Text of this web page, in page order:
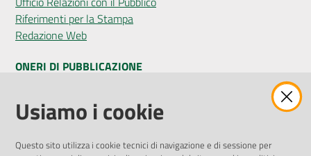
Riferimenti per la Stampa
Redazione Web
ONERI DI PUBBLICAZIONE
Amministrazione Trasparente
Pubblicità legale
Privacy Policy
Usiamo i cookie
Questo sito utilizza i cookie tecnici di navigazione e di sessione per